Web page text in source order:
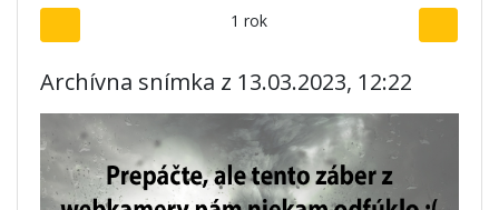
1 rok
Archívna snímka z 13.03.2023, 12:22